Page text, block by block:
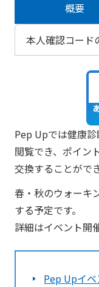
概要
本人確認コード
Pep Upでは健康
閲覧でき、ポイン
交換することがで
春・秋のウォーキ
する予定です。
詳細はイベント開
Pep Upイ